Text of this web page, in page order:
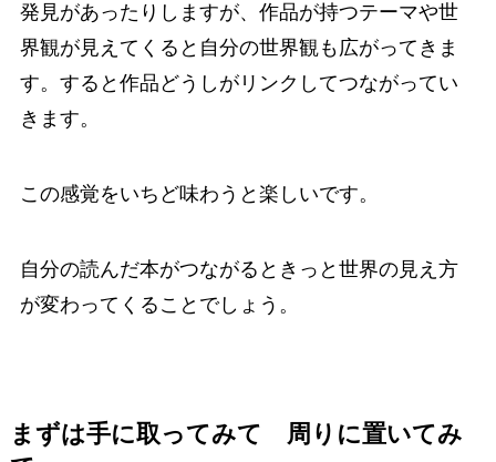
発見があったりしますが、作品が持つテーマや世
界観が見えてくると自分の世界観も広がってきま
す。すると作品どうしがリンクしてつながってい
きます。
この感覚をいちど味わうと楽しいです。
自分の読んだ本がつながるときっと世界の見え方
が変わってくることでしょう。
まずは手に取ってみて 周りに置いてみ